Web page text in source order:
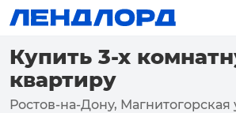
Купить 3-х
квартиру
Ростов-на-Дону, Магнитогорская